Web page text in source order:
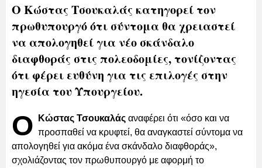
Ο Κώστας Τσουκαλάς κατηγορεί τον
πρωθυπουργό ότι σύντομα θα χρειαστεί
να απολογηθεί για νέο σκάνδαλο
διαφθοράς στις πολεοδομίες, τονίζοντας
ότι φέρει ευθύνη για τις επιλογές στην
ηγεσία του Υπουργείου.
Ο Κώστας Τσουκαλάς αναφέρει ότι «όσο και να
προσπαθεί να κρυφτεί, θα αναγκαστεί σύντομα να
απολογηθεί για ακόμα ένα σκάνδαλο διαφθοράς»,
σχολιάζοντας τον πρωθυπουργό με αφορμή το